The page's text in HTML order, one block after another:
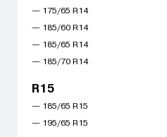
— 175/65 R14
— 185/60 R14
— 185/65 R14
— 185/70 R14
R15
— 185/65 R15
— 195/65 R15